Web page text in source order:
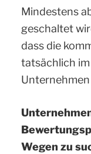
Mindestens
geschaltet
dass die
tatsächlich
Wegen zu